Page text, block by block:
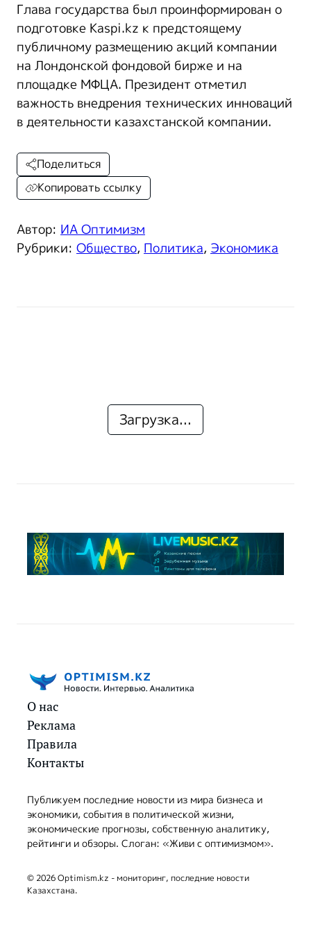
Глава государства был проинформирован о
подготовке Kaspi.kz к предстоящему
публичному размещению акций компании
на Лондонской фондовой бирже и на
площадке МФЦА. Президент отметил
важность внедрения технических инноваций
в деятельности казахстанской компании.
Автор: ИА Оптимизм
Рубрики: Общество, Политика, Экономика
Поделиться
Копировать ссылку
Загрузка...
О нас
Реклама
Правила
Контакты
Публикуем последние новости из мира бизнеса и
экономики, события в политической жизни,
экономические прогнозы, собственную аналитику,
рейтинги и обзоры. Слоган: «Живи с оптимизмом».
© 2026 Optimism.kz - мониторинг, последние новости
Казахстана.